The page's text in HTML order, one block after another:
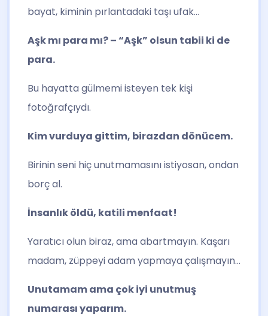
bayat, kiminin pırlantadaki taşı ufak…
Aşk mı para mı? – “Aşk” olsun tabii ki de
para.
Bu hayatta gülmemi isteyen tek kişi
fotoğrafçıydı.
Kim vurduya gittim, birazdan dönücem.
Birinin seni hiç unutmamasını istiyosan, ondan
borç al.
İnsanlık öldü, katili menfaat!
Yaratıcı olun biraz, ama abartmayın. Kaşarı
madam, züppeyi adam yapmaya çalışmayın…
Unutamam ama çok iyi unutmuş
numarası yaparım.